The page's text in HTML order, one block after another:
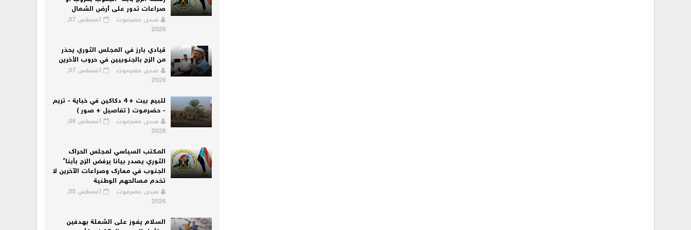
صراعات تدور على أرض الشمال
صدى حضرموت
أغسطس 07,
2026
قيادي بارز في المجلس الثوري يحذر
من الزج بالجنوبيين في حروب الأخرين
صدى حضرموت
أغسطس 07,
2026
للبيع بيت + 4 دكاكين في خباية - تريم
- حضرموت ( تفاصيل + صور )
صدى حضرموت
أغسطس 06,
2026
المكتب السياسي لمجلس الحراك
الثوري يصدر بيانا يرفض الزج بأبناء
الجنوب في معارك وصراعات الآخرين لا
تخدم مصالحهم الوطنية
صدى حضرموت
أغسطس 05,
2026
السلام يفوز على الشعلة بهدفين